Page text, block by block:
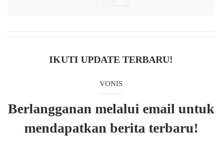
u
s
p
e
IKUTI UPDATE TERBARU!
VONIS
Berlangganan melalui email untuk
mendapatkan berita terbaru!